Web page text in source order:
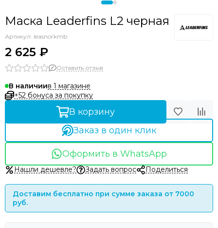
Маска Leaderfins L2 черная
Артикул: leasnorkmb
2 625 ₽
Оставить отзыв
В наличиив 1 магазине
+52 бонуса за покупку
В корзину
Заказ в один клик
Оформить в WhatsApp
Нашли дешевле? Задать вопрос Поделиться
Доставим бесплатно при сумме заказа от 7000
руб.